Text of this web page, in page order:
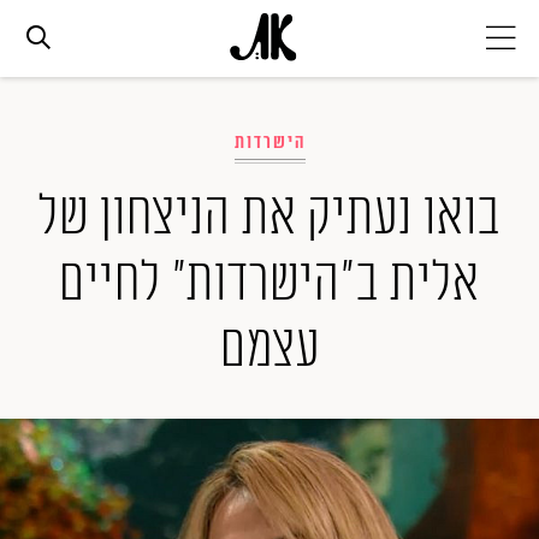
אופנה
ביוטי
סלבס
ערוצים נוספים
המגזין
הישרדות
בואו נעתיק את הניצחון של
אלית ב"הישרדות" לחיים
עצמם